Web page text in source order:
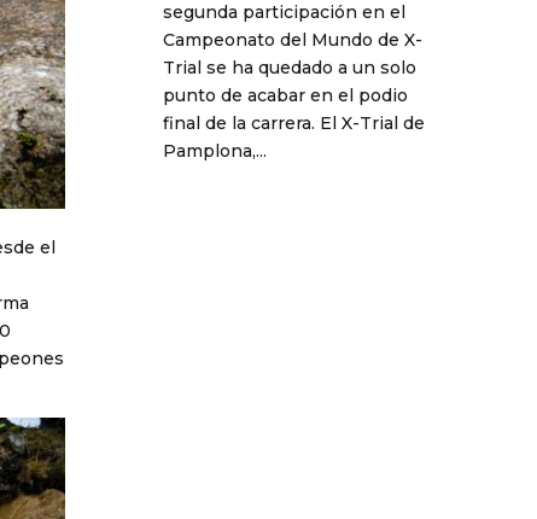
el
segunda participación en el
Campeonato del Mundo de X-
Trial se ha quedado a un solo
punto de acabar en el podio
final de la carrera. El X-Trial de
Pamplona,...